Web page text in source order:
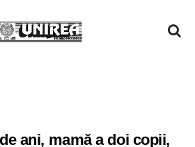
ani, mamă a doi copii,